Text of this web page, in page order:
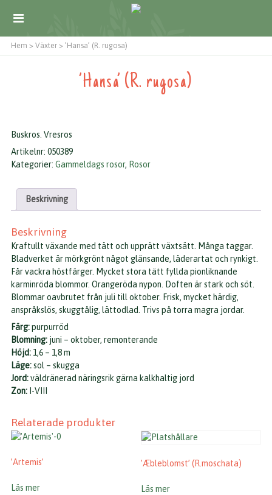
Hem > Växter > ’Hansa’ (R. rugosa)
’Hansa’ (R. rugosa)
Buskros. Vresros
Artikelnr: 050389
Kategorier: Gammeldags rosor, Rosor
Beskrivning
Beskrivning
Kraftullt växande med tätt och upprätt växtsätt. Många taggar.
Bladverket är mörkgrönt något glänsande, läderartat och rynkigt.
Får vackra höstfärger. Mycket stora tätt fyllda pionliknande
karminröda blommor. Orangeröda nypon. Doften är stark och söt.
Blommar oavbrutet från juli till oktober. Frisk, mycket härdig,
anspråkslös, skuggtålig, lättodlad. Trivs på torra magra jordar.
Färg:purpurröd
Blomning: juni – oktober, remonterande
Höjd: 1,6 – 1,8 m
Läge:sol – skugga
Jord:väldränerad näringsrik gärna kalkhaltig jord
Zon: I-VIII
Relaterade produkter
’Artemis’
Läs mer
’Æbleblomst’ (R.moschata)
Läs mer